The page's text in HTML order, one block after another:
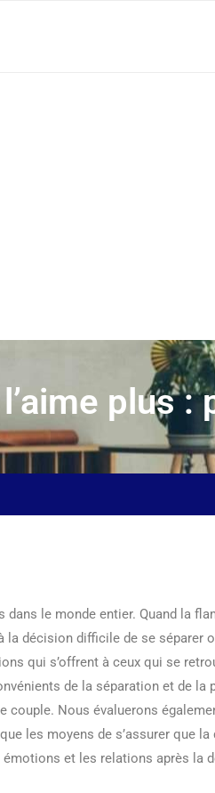
plus :
le monde entier. Quand la
décision difficile de se séparer
qui s’offrent à ceux qui se
de la séparation et de la
couple. Nous évaluerons
les moyens de s’assurer que
et les relations après la